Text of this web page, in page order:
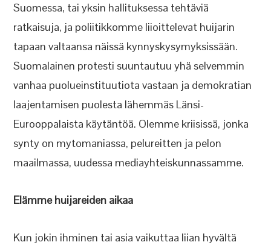
Suomessa, tai yksin hallituksessa tehtäviä
ratkaisuja, ja poliitikkomme liioittelevat huijarin
tapaan valtaansa näissä kynnyskysymyksissään.
Suomalainen protesti suuntautuu yhä selvemmin
vanhaa puolueinstituutiota vastaan ja demokratian
laajentamisen puolesta lähemmäs Länsi-
Eurooppalaista käytäntöä. Olemme kriisissä, jonka
synty on mytomaniassa, pelureitten ja pelon
maailmassa, uudessa mediayhteiskunnassamme.
Elämme huijareiden aikaa
Kun jokin ihminen tai asia vaikuttaa liian hyvältä